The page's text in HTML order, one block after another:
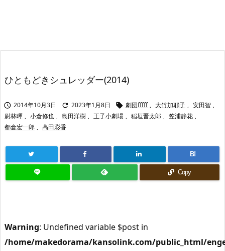
ひともどきシュレッダー(2014)
 2014年10月3日  2023年1月8日  劇団fffff , 大竹加耶子 , 安田智 ,
尉林暉 , 小倉修也 , 島田洋樹 , 王子小劇場 , 稲垣晋太郎 , 笠浦静花 ,
都倉宏一郎 , 高田彩香
B!
Copy
Warning: Undefined variable $post in
/home/makedorama/kansolink.com/public_html/